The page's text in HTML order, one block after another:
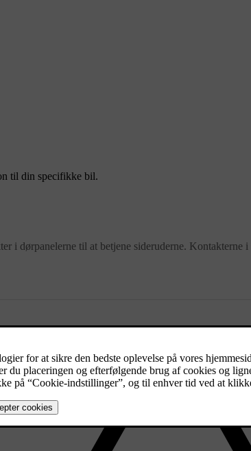
til din specifikke bil.
i dørpanelerne til at betjene sideruderne.